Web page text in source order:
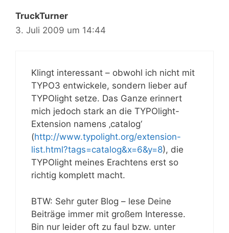
TruckTurner
3. Juli 2009 um 14:44
Klingt interessant – obwohl ich nicht mit
TYPO3 entwickele, sondern lieber auf
TYPOlight setze. Das Ganze erinnert
mich jedoch stark an die TYPOlight-
Extension namens ‚catalog‘
(http://www.typolight.org/extension-
list.html?tags=catalog&x=6&y=8), die
TYPOlight meines Erachtens erst so
richtig komplett macht.
BTW: Sehr guter Blog – lese Deine
Beiträge immer mit großem Interesse.
Bin nur leider oft zu faul bzw. unter